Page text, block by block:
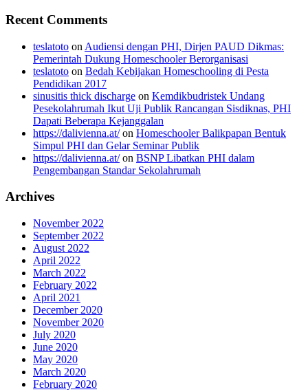
Recent Comments
teslatoto on Audiensi dengan PHI, Dirjen PAUD Dikmas:
Pemerintah Dukung Homeschooler Berorganisasi
teslatoto on Bedah Kebijakan Homeschooling di Pesta
Pendidikan 2017
sinusitis thick discharge on Kemdikbudristek Undang
Pesekolahrumah Ikut Uji Publik Rancangan Sisdiknas, PHI
Dapati Beberapa Kejanggalan
https://dalivienna.at/on Homeschooler Balikpapan Bentuk
Simpul PHI dan Gelar Seminar Publik
https://dalivienna.at/on BSNP Libatkan PHI dalam
Pengembangan Standar Sekolahrumah
Archives
November 2022
September 2022
August 2022
April 2022
March 2022
February 2022
April 2021
December 2020
November 2020
July 2020
June 2020
May 2020
March 2020
February 2020